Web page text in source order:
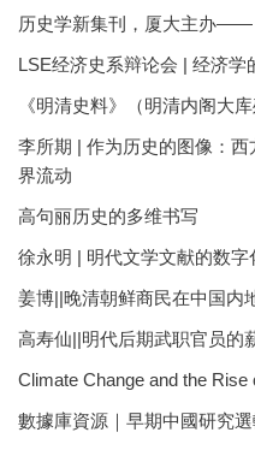
历史学新集刊，厦大主办——
LSE经济史系辩论会 | 经济学
《明清史料》（明清内阁大库
李所期 | 作为历史的图像：
界流动
高句丽历史的多维书写
徐永明 | 明代文学文献的数
姜博||晚清朝鲜商民在中国内
高寿仙||明代后期武职官员的
Climate Change and the Rise
數據庫資源｜早期中國研究